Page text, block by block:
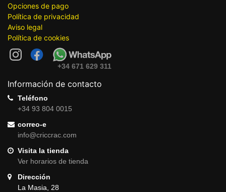
Opciones de pago
Política de privacidad
Aviso legal
Política de cookies
+34 671 629 311
Información de contacto
Teléfono
+34 93 804 0015
correo-e
info@criccrac.com
Visita la tienda
Ver horarios de tienda
Dirección
La Masia, 28